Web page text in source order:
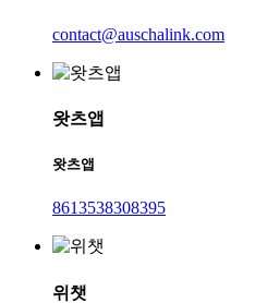
contact@auschalink.com
왓츠앱
왓츠앱
8613538308395
위챗